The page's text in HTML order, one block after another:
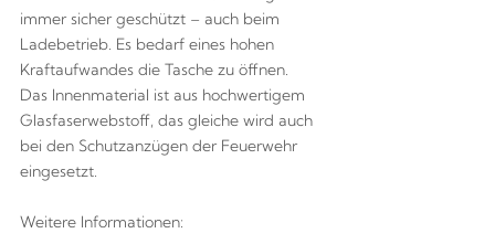
immer sicher geschützt – auch beim
Ladebetrieb. Es bedarf eines hohen
Kraftaufwandes die Tasche zu öffnen.
Das Innenmaterial ist aus hochwertigem
Glasfaserwebstoff, das gleiche wird auch
bei den Schutzanzügen der Feuerwehr
eingesetzt.
Weitere Informationen: